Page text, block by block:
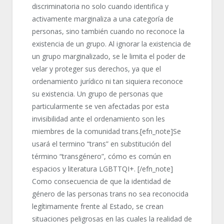
discriminatoria no solo cuando identifica y
activamente marginaliza a una categoría de
personas, sino también cuando no reconoce la
existencia de un grupo. Al ignorar la existencia de
un grupo marginalizado, se le limita el poder de
velar y proteger sus derechos, ya que el
ordenamiento jurídico ni tan siquiera reconoce
su existencia. Un grupo de personas que
particularmente se ven afectadas por esta
invisibilidad ante el ordenamiento son les
miembres de la comunidad trans.[efn_note]Se
usará el termino “trans” en substitución del
término “transgénero”, cómo es común en
espacios y literatura LGBTTQI+. [/efn_note]
Como consecuencia de que la identidad de
género de las personas trans no sea reconocida
legítimamente frente al Estado, se crean
situaciones peligrosas en las cuales la realidad de